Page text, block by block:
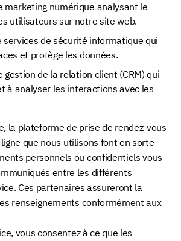
marketing numérique analysant le
utilisateurs sur notre site web.
services de sécurité informatique qui
et protège les données.
gestion de la relation client (CRM) qui
à analyser les interactions avec les
la plateforme de prise de rendez-vous
que nous utilisons font en sorte
personnels ou confidentiels vous
entre les différents
Ces partenaires assureront la
renseignements conformément aux
vous consentez à ce que les